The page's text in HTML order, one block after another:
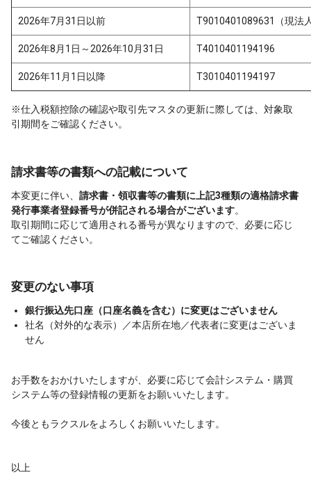
2026年7月31日以前 T9010401089631（現法
2026年8月1日～2026年10月31日 T4010401194196
2026年11月1日以降 T3010401194197
※仕入税額控除の確認や取引先マスタの更新に際しては、対象取
引期間をご確認ください。
請求書等の書類への記載について
本変更に伴い、 請求書・領収書等の書類に上記3種類の適格請求書
発行事業者登録番号が併記される場合がございます。
取引期間に応じて適用される番号が異なりますので、必要に応じ
てご確認ください。
変更のない事項
銀行振込先口座（口座名義を含む）に変更はございません
社名（対外的な表示）／本店所在地／代表者に変更はございま
せん
お手数をおかけいたしますが、必要に応じて会計システム・購買
システム等の登録情報の更新をお願いいたします。
今後ともラクスルをよろしくお願いいたします。
以上